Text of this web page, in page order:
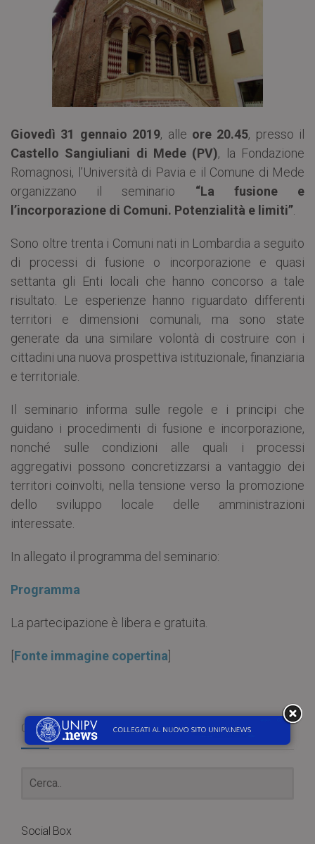
Giovedì 31 gennaio 2019, alle ore 20.45, presso il
Castello Sangiuliani di Mede (PV), la Fondazione
Romagnosi, l’Università di Pavia e il Comune di Mede
organizzano il seminario “La fusione e
l’incorporazione di Comuni. Potenzialità e limiti”
Sono oltre trenta i Comuni nati in Lombardia a seguito
di processi di fusione o incorporazione e quasi
settanta gli Enti locali che hanno concorso a tale
risultato. Le esperienze hanno riguardato differenti
territori e dimensioni comunali, ma sono state
generate da una similare volontà di costruire con i
cittadini una nuova prospettiva istituzionale, finanziaria
e territoriale.
Il seminario informa sulle regole e i principi che
guidano i procedimenti di fusione e incorporazione,
nonché sulle condizioni alle quali i processi
aggregativi possono concretizzarsi a vantaggio dei
territori coinvolti, nella tensione verso la promozione
dello sviluppo locale delle amministrazioni
interessate.
In allegato il programma del seminario:
Programma
La partecipazione è libera e gratuita.
Fonte immagine copertina
Cerca
Social Box